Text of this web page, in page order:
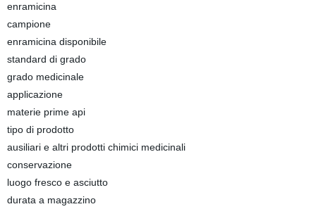
enramicina
campione
enramicina disponibile
standard di grado
grado medicinale
applicazione
materie prime api
tipo di prodotto
ausiliari e altri prodotti chimici medicinali
conservazione
luogo fresco e asciutto
durata a magazzino